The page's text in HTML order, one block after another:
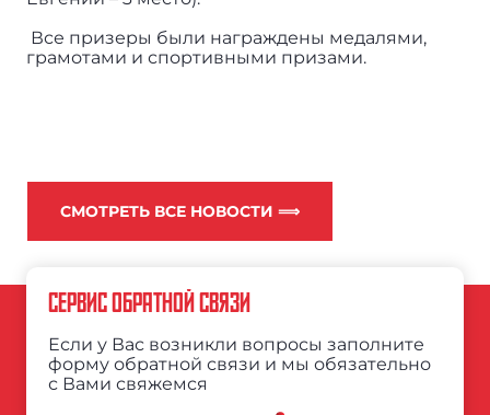
Все призеры были награждены медалями,
грамотами и спортивными призами.
СМОТРЕТЬ ВСЕ НОВОСТИ ⟹
СЕРВИС ОБРАТНОЙ СВЯЗИ
Если у Вас возникли вопросы заполните
форму обратной связи и мы обязательно
с Вами свяжемся